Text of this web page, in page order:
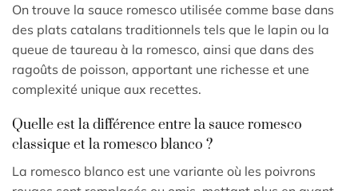
On trouve la sauce romesco utilisée comme base dans
des plats catalans traditionnels tels que le lapin ou la
queue de taureau à la romesco, ainsi que dans des
ragoûts de poisson, apportant une richesse et une
complexité unique aux recettes.
Quelle est la différence entre la sauce romesco
classique et la romesco blanco ?
La romesco blanco est une variante où les poivrons